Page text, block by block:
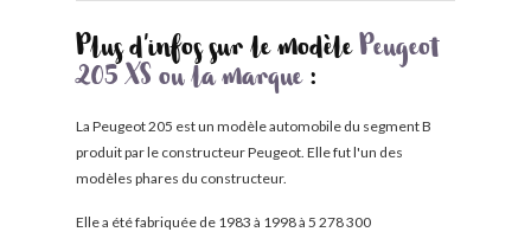
Plus d'infos sur le modèle Peugeot
205 XS ou la marque:
La Peugeot 205 est un modèle automobile du segment B
produit par le constructeur Peugeot. Elle fut l'un des
modèles phares du constructeur.
Elle a été fabriquée de 1983 à 1998 à 5 278 300